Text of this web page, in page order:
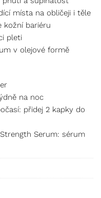
místa na obličeji i těle
kožní bariéru
pleti
v olejové formě
na noc
přidej 2 kapky do
Serum: sérum